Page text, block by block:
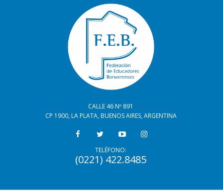
CALLE 46 Nº 891
CP 1900, LA PLATA, BUENOS AIRES, ARGENTINA
TELÉFONO:
(0221) 422.8485